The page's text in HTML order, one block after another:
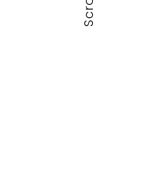
Scroll